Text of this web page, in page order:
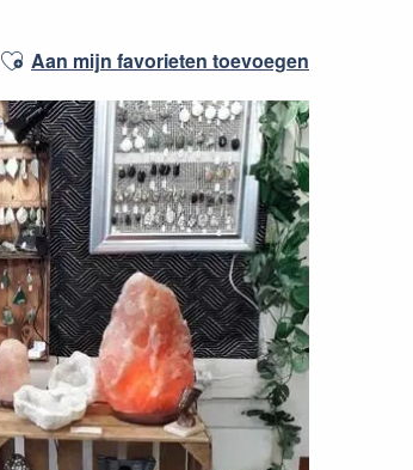
Ajouter aux favoris
Aan mijn favorieten toevoegen